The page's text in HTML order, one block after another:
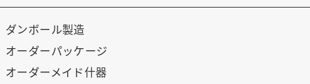
ダンボール製造
オーダーパッケージ
オーダーメイド什器